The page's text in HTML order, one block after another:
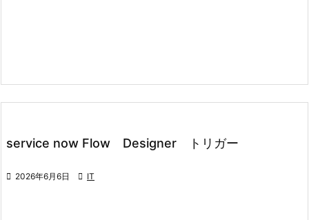
service now Flow Designer トリガー
 2026年6月6日  IT